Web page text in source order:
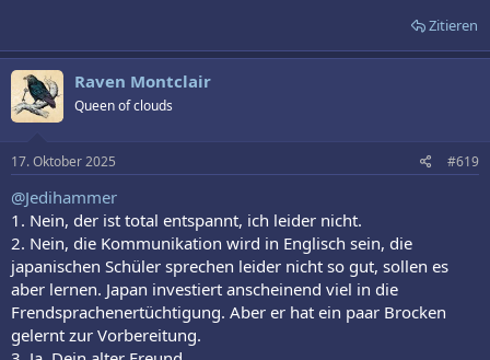
Zitieren
Raven Montclair
Queen of clouds
17. Oktober 2025 #619
@Jedihammer
1. Nein, der ist total entspannt, ich leider nicht.
2. Nein, die Kommunikation wird in Englisch sein, die
japanischen Schüler sprechen leider nicht so gut, sollen es
aber lernen. Japan investiert anscheinend viel in die
Frendsprachenertüchtigung. Aber er hat ein paar Brocken
gelernt zur Vorbereitung.